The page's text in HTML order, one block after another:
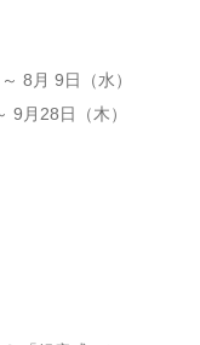
月 9日（水）
月28日（木）